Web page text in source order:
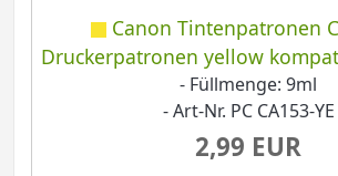
Canon Tintenpatronen
Druckerpatronen yellow
- Füllmenge: 9ml
- Art-Nr. PC CA153-YE
2,99 EUR